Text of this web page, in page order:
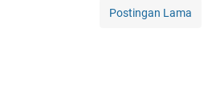
Postingan Lama